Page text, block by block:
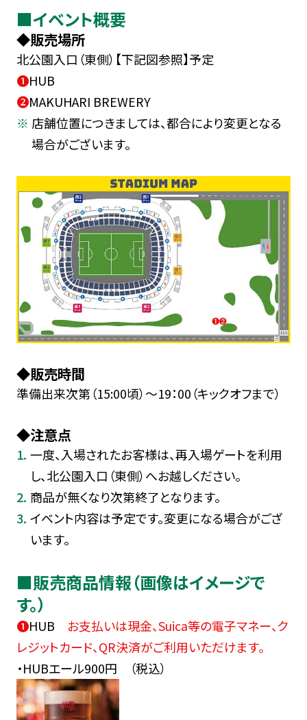
■イベント概要
◆販売場所
北公園入口（東側）【下記図参照】予定
➊HUB
➋MAKUHARI BREWERY
店舗位置につきましては、都合により変更となる
場合がございます。
◆販売時間
準備出来次第（15:00頃）～19：00（キックオフまで）
◆注意点
一度、入場されたお客様は、再入場ゲートを利用
し、北公園入口（東側）へお越しください。
商品が無くなり次第終了となります。
イベント内容は予定です。変更になる場合がござ
います。
■販売商品情報（画像はイメージで
す。）
➊HUB お支払いは現金、Suica等の電子マネー、ク
レジットカード、QR決済がご利用いただけます。
・HUBエール900円 （税込）